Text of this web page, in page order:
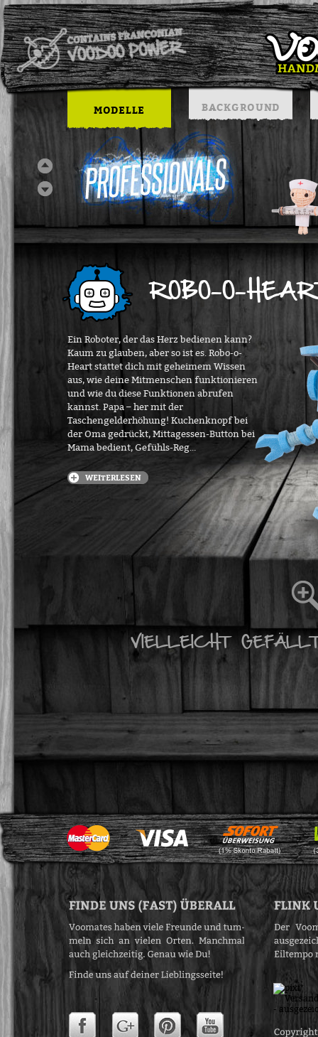
MODELLE BACKGROUND
ROBO-O-
Ein Roboter, der das Herz bedienen kann?
Kaum zu glauben, aber so ist es. Robo-o-
Heart stattet dich mit geheimem Wissen
aus, wie deine Mitmenschen funktionieren
und wie du diese Funktionen abrufen
kannst. Papa – her mit der
Taschengelderhöhung! Kuchenknopf bei
der Oma gedrückt, Mittagessen-Button bei
Mama bedient, Gefühls-Reg...
WEITERLESEN
VIELLEICHT